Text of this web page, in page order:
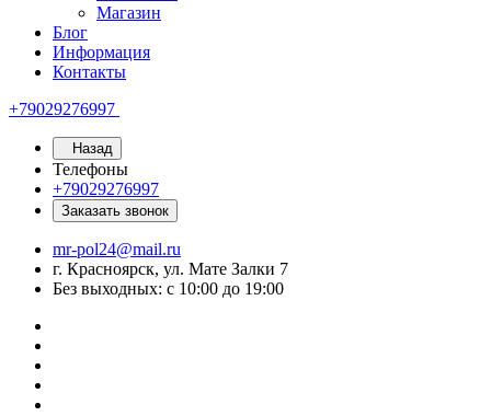
Магазин
Блог
Информация
Контакты
+79029276997
Назад
Телефоны
+79029276997
Заказать звонок
mr-pol24@mail.ru
г. Красноярск, ул. Мате Залки 7
Без выходных: с 10:00 до 19:00